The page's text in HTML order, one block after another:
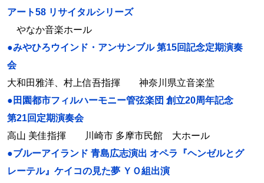
アート58 リサイタルシリーズ
やなか音楽ホール
●みやひろウインド・アンサンブル 第15回記念定期演奏
会
大和田雅洋、村上信吾指揮 神奈川県立音楽堂
●田園都市フィルハーモニー管弦楽団 創立20周年記念
第21回定期演奏会
高山 美佳指揮 川崎市 多摩市民館 大ホール
●ブルーアイランド 青島広志演出 オペラ『ヘンゼルとグ
レーテル』ケイコの見た夢 ＹＯ組出演